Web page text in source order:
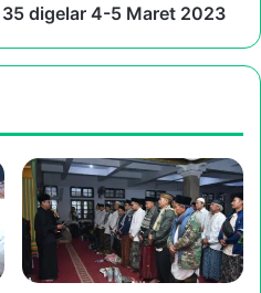
digelar 4-5 Maret 2023